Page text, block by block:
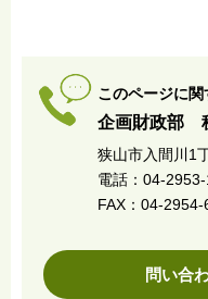
このページに
企画財政部
狭山市入間川1
電話：04-2953-
FAX：04-2954-
問い合